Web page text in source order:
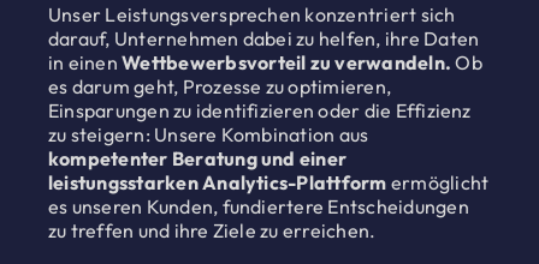
Unser Leistungsversprechen konzentriert sich
darauf, Unternehmen dabei zu helfen, ihre Daten
in einenWettbewerbsvorteil zu verwandeln. Ob
es darum geht, Prozesse zu optimieren,
Einsparungen zu identifizieren oder die Effizienz
zu steigern: Unsere Kombination aus
kompetenter Beratung und einer
leistungsstarken Analytics-Plattform ermöglicht
es unseren Kunden, fundiertere Entscheidungen
zu treffen und ihre Ziele zu erreichen.